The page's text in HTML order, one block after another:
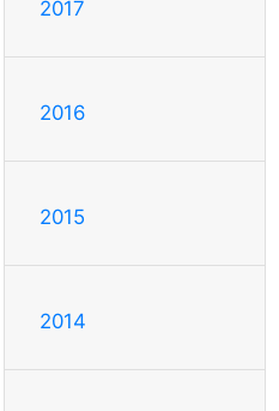
2017
2016
2015
2014